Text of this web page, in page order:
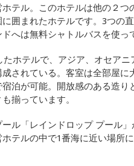
テル。このホテルは他の２つ
囲まれたホテルです。3つの
へは無料シャトルバスを使っ
ホテルで、アジア、オセア
されている。客室は全部屋に
泊が可能。開放感のある造
揃っています。
ル「レインドロップ プール
テルの中で1番海に近い場所